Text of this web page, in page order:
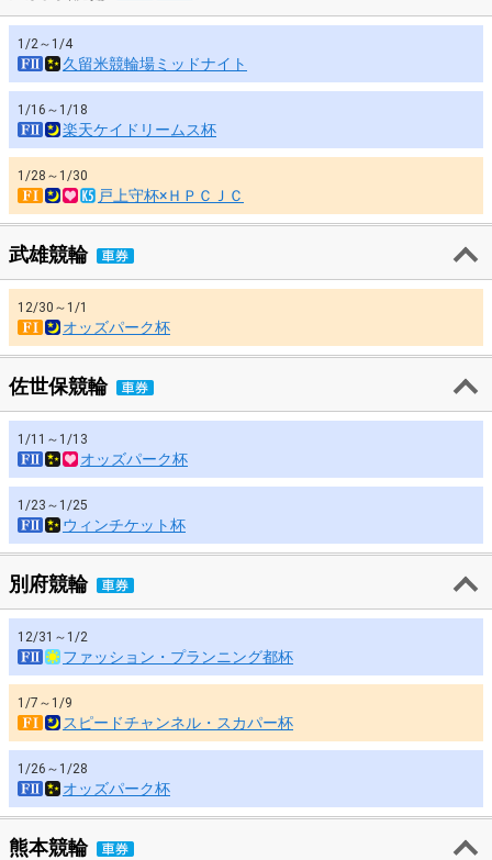
1/2～1/4
久留米競輪場ミッドナイト
1/16～1/18
楽天ケイドリームス杯
1/28～1/30
戸上守杯×ＨＰＣＪＣ
武雄競輪
12/30～1/1
オッズパーク杯
佐世保競輪
1/11～1/13
オッズパーク杯
1/23～1/25
ウィンチケット杯
別府競輪
12/31～1/2
ファッション・プランニング都杯
1/7～1/9
スピードチャンネル・スカパー杯
1/26～1/28
オッズパーク杯
熊本競輪